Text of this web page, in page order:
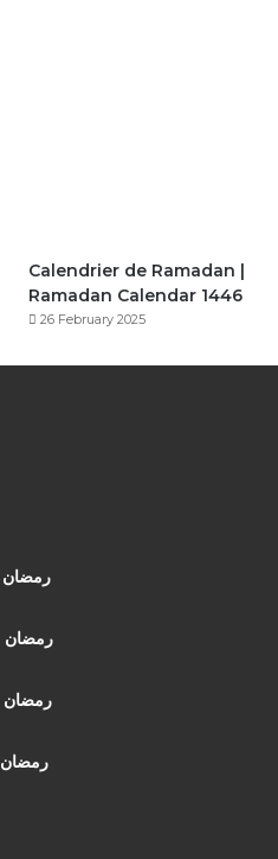
Calendrier de Ramadan |
Ramadan Calendar 1446
26 February 2025
رمضان 1445 – كيفية ثبوت شهر الصوم
رمضان 1444 – كيفية ثبوت شهر الصوم
رمضان 1443 – كيفية ثبوت شهر الصوم
رمضان 1441 – كيفية ثبوت شهر الصوم